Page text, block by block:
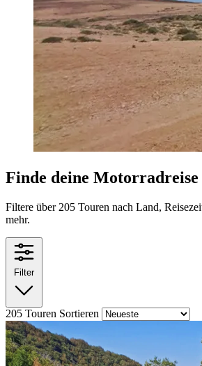
Finde deine Motorradreise
Filtere über 205 Touren nach Land,
mehr.
Filter
205 Touren Sortieren